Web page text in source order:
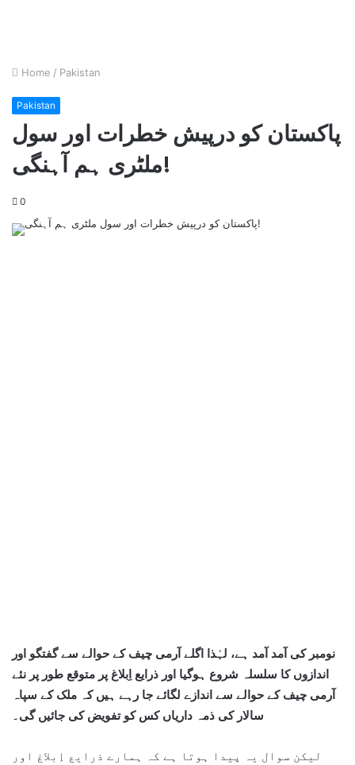
Home / Pakistan
Pakistan
پاکستان کو درپیش خطرات اور سول
ملٹری ہم آہنگی!
0
نومبر کی آمد آمد ہے، لہٰذا اگلے آرمی چیف کے حوالے سے گفتگو اور
اندازوں کا سلسلہ شروع ہوگیا اور ذرایع اِبلاغ پر متوقع طور پر نئے
آرمی چیف کے حوالے سے اندازے لگائے جا رہے ہیں کہ ملک کے سپاہ
سالار کی ذمہ داریاں کس کو تفویض کی جائیں گی۔
لیکن سوال یہ پیدا ہوتا ہے کہ ہمارے ذرایع اِبلاغ اور